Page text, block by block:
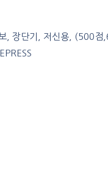
, 장단기, 저신용, (500